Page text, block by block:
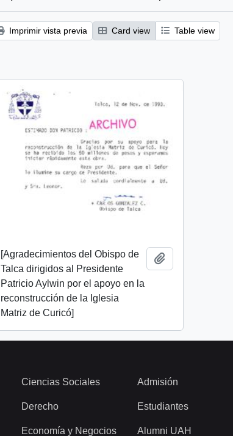
Imprimir vista previa Card view Table view
[Agradecimientos del Obispo de
Talca dirigidos al Presidente
Patricio Aylwin por el apoyo en la
reconstrucción de la Iglesia
Matriz de Curicó]
Ciencias Sociales
Derecho
Economía y Negocios
Admisión
Estudiantes
Alumni UAH